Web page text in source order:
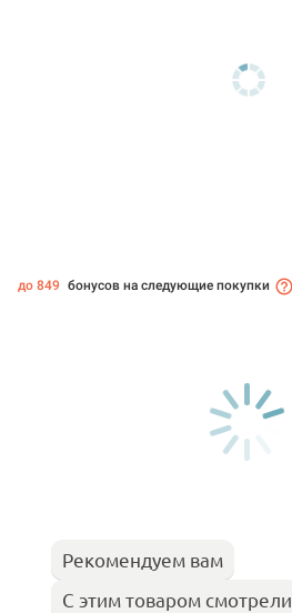
до 849 бонусов на следующие покупки
Рекомендуем вам
С этим товаром смотрели